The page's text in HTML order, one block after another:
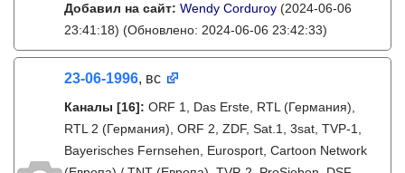
Добавил на сайт: Wendy Corduroy (2024-06-06
23:41:18) (Обновлено: 2024-06-06 23:42:33)
23-06-1996, вс
Каналы [16]: ORF 1, Das Erste, RTL (Германия),
RTL 2 (Германия), ORF 2, ZDF, Sat.1, 3sat, TVP-1,
Bayerisches Fernsehen, Eurosport, Cartoon Network